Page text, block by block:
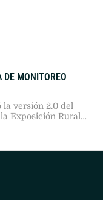
DE MONITOREO
versión 2.0 del
Exposición Rural
proyectan